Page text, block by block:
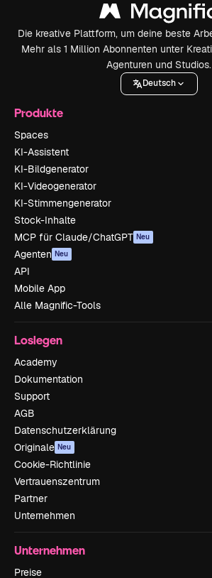
Die kreative Plattform, um deine beste
Mehr als 1 Million Abonnenten unter
Agenturen und Studios.
Deutsch
Produkte
Spaces
KI-Assistent
KI-Bildgenerator
KI-Videogenerator
KI-Stimmengenerator
Stock-Inhalte
MCP für Claude/ChatGPT Neu
Agenten Neu
API
Mobile App
Alle Magnific-Tools
Loslegen
Academy
Dokumentation
Support
AGB
Datenschutzerklärung
Originale Neu
Cookie-Richtlinie
Vertrauenszentrum
Partner
Unternehmen
Unternehmen
Preise